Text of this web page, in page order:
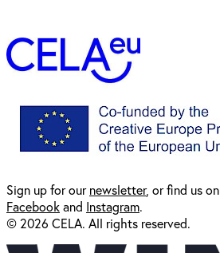
Sign up for ournewsletter, or find us on
Facebookand Instagram.
© 2026 CELA. All rights reserved.